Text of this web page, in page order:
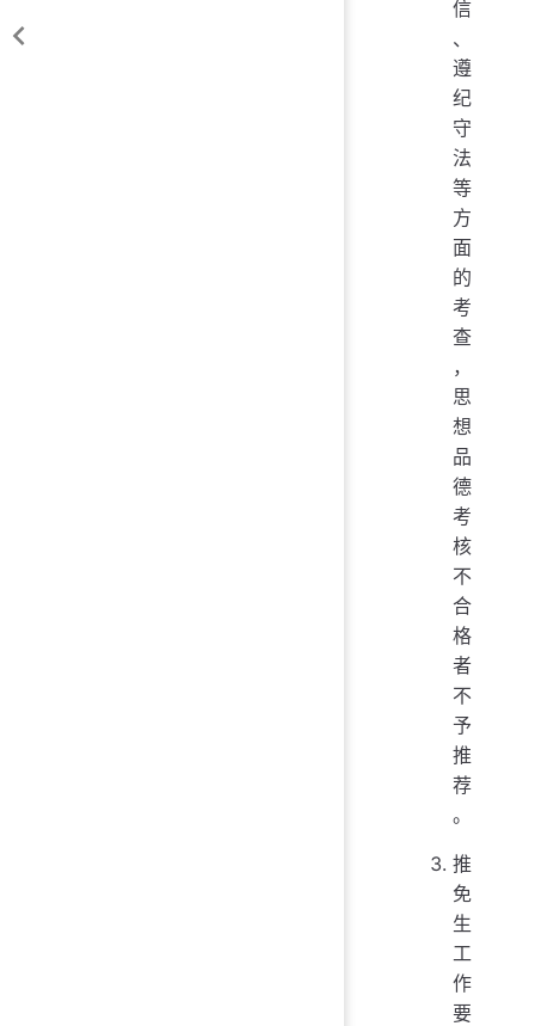
信
、
遵
纪
守
法
等
方
面
的
考
查
，
思
想
品
德
考
核
不
合
格
者
不
予
推
荐
。
推
免
生
工
作
要